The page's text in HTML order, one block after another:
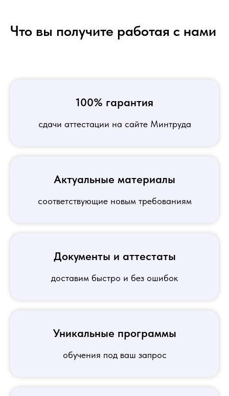
Что вы получите работая с нами
100% гарантия
сдачи аттестации на сайте Минтруда
Актуальные материалы
соответствующие новым требованиям
Документы и аттестаты
доставим быстро и без ошибок
Уникальные программы
обучения под ваш запрос